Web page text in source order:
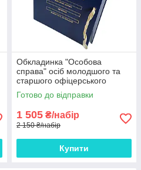
Обкладинка "Особова
справа" осіб молодшого та
старшого офіцерського
складу "під золото" ЦОДНТІ,
без клапанів, бумвініл
Готово до відправки
1 505 ₴/набір
2 150 ₴/набір
Купити